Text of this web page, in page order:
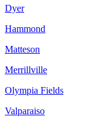
Dyer
Hammond
Matteson
Merrillville
Olympia Fields
Valparaiso